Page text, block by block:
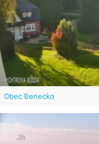
Obec Benecko